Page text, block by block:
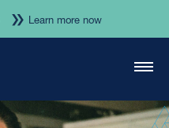
Learn more now